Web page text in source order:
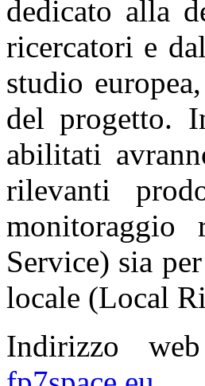
dedicato alla
ricercatori e
studio
del progetto.
abilitati
rilevanti
monitoraggio
Service) sia
locale (Local
Indirizzo